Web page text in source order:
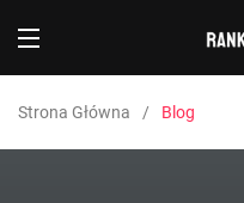
Strona Główna Blog